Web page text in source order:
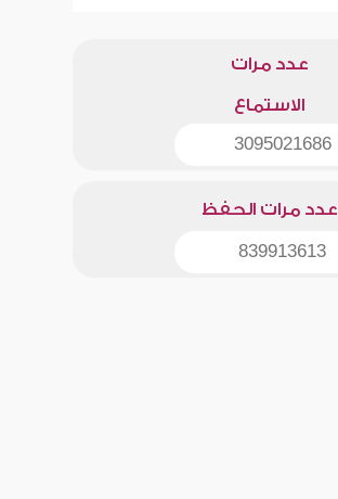
عدد مرات
الاستماع
3095021686
عدد مرات الحفظ
839913613